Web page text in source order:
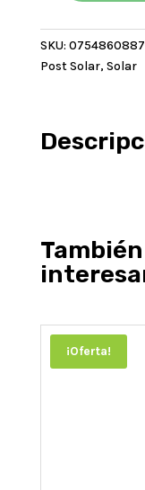
Bronceadora
De
Zanahoria
Solar
SKU:
Post Solar, Solar
¡Oferta!